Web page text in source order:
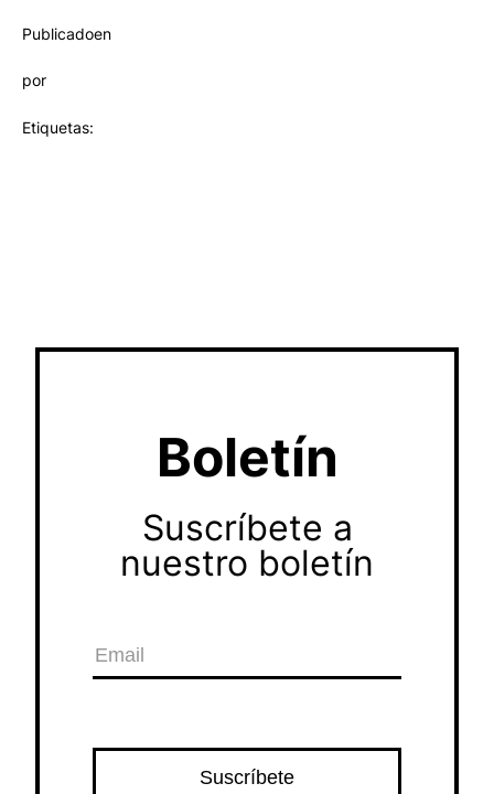
Publicadoen
por
Etiquetas:
Boletín
Suscríbete a
nuestro boletín